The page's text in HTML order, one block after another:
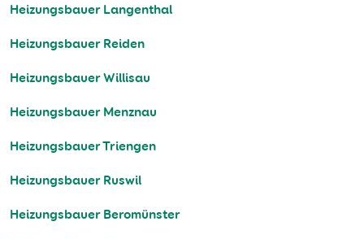
Heizungsbauer Langenthal
Heizungsbauer Reiden
Heizungsbauer Willisau
Heizungsbauer Menznau
Heizungsbauer Triengen
Heizungsbauer Ruswil
Heizungsbauer Beromünster